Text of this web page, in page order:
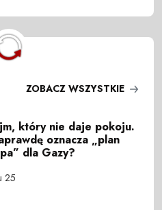
ZOBACZ WSZYSTKIE
który nie daje pokoju.
oznacza „plan
dla Gazy?
25